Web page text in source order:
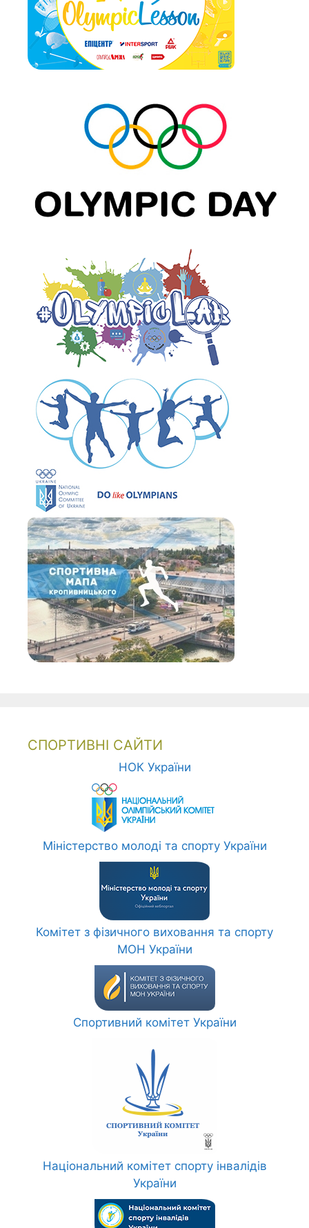
СПОРТИВНІ САЙТИ
НОК України
Міністерство молоді та спорту України
Комітет з фізичного виховання та спорту
МОН України
Спортивний комітет України
Національний комітет спорту інвалідів
України